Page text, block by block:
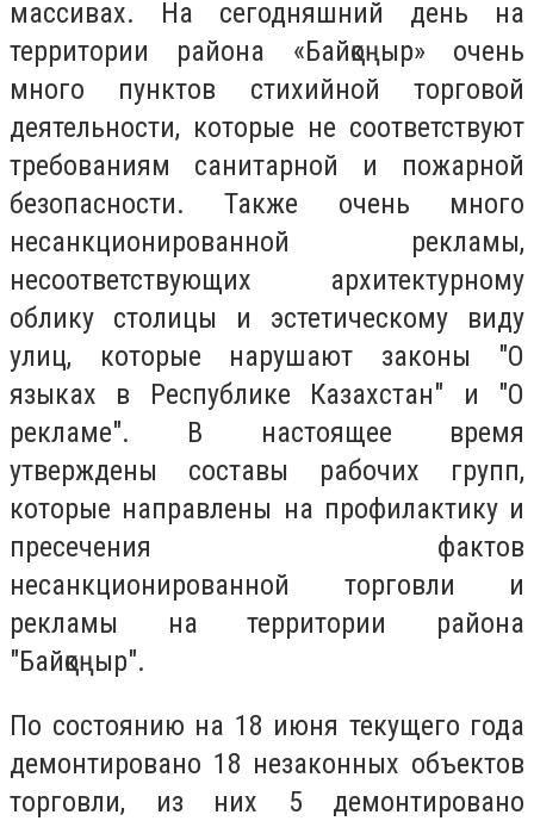
массивах. На сегодняшний день на
территории района «Байқоңыр» очень
много пунктов стихийной торговой
деятельности, которые не соответствуют
требованиям санитарной и пожарной
безопасности. Также очень много
несанкционированной рекламы,
несоответствующих архитектурному
облику столицы и эстетическому виду
улиц, которые нарушают законы "О
языках в Республике Казахстан" и "О
рекламе". В настоящее время
утверждены составы рабочих групп,
которые направлены на профилактику и
пресечения фактов
несанкционированной торговли и
рекламы на территории района
"Байқоңыр".
По состоянию на 18 июня текущего года
демонтировано 18 незаконных объектов
торговли, из них 5 демонтировано